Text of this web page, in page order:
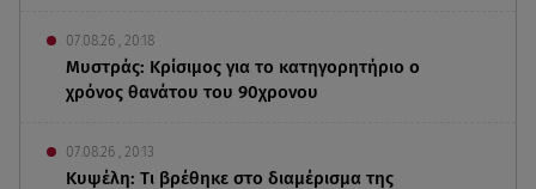
07.08.26 , 20:18
Μυστράς: Κρίσιμος για το κατηγορητήριο ο
χρόνος θανάτου του 90χρονου
07.08.26 , 20:13
Κυψέλη: Tι βρέθηκε στο διαμέρισμα της